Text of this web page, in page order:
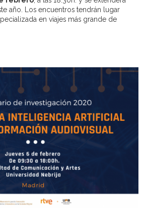
año. Los encuentros tendrán lugar
en viajes más grande de